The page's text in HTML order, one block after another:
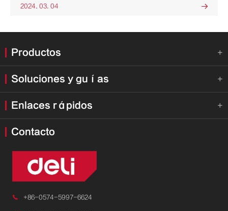
2024. 03. 04 
Productos 
Soluciones y guías 
Enlaces rápidos 
Contacto
 +86-0574-5997-6624